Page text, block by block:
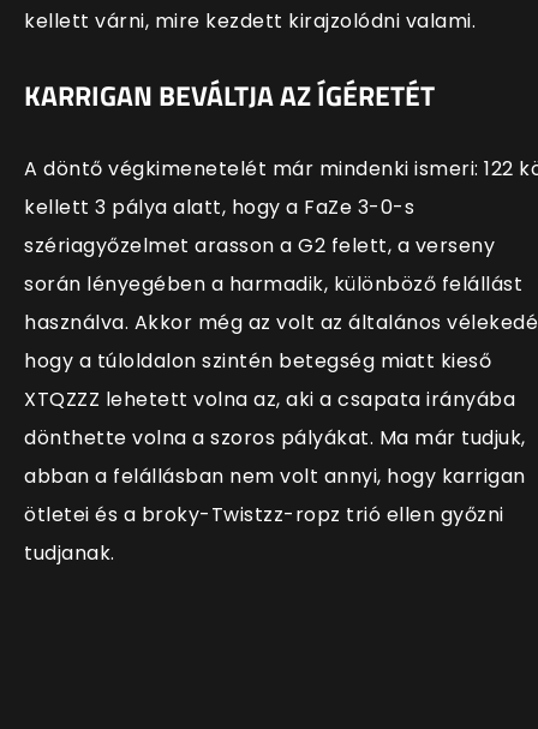
kellett várni, mire kezdett kirajzolódni valami.
KARRIGAN BEVÁLTJA AZ ÍGÉRETÉT
A döntő végkimenetelét már mindenki ismeri: 122
kellett 3 pálya alatt, hogy a FaZe 3-0-s
szériagyőzelmet arasson a G2 felett, a verseny
során lényegében a harmadik, különböző felállást
használva. Akkor még az volt az általános
hogy a túloldalon szintén betegség miatt kieső
XTQZZZ lehetett volna az, aki a csapata irányába
dönthette volna a szoros pályákat. Ma már tudjuk,
abban a felállásban nem volt annyi, hogy karrigan
ötletei és a broky-Twistzz-ropz trió ellen győzni
tudjanak.